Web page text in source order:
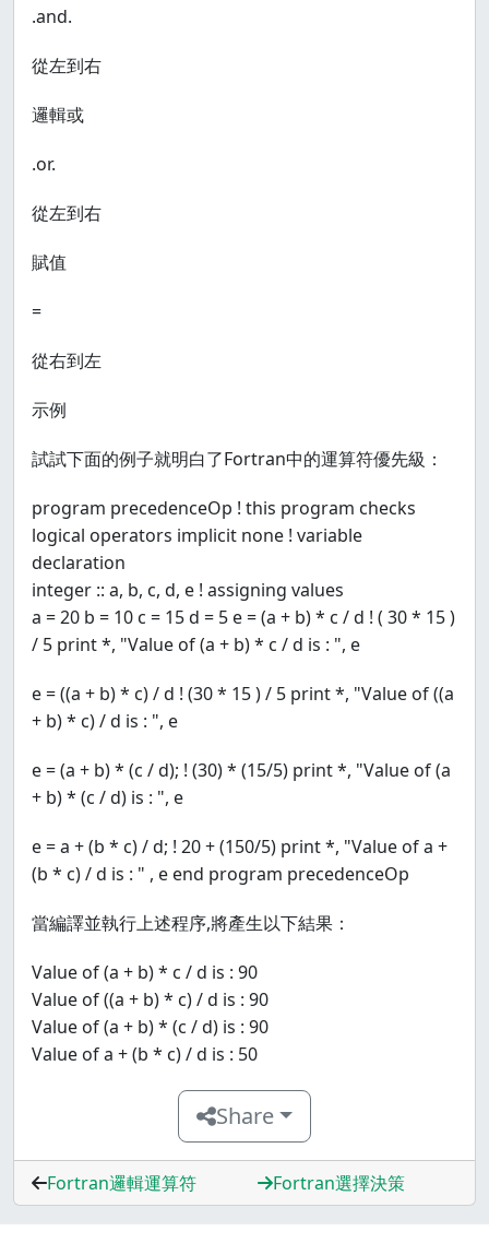
.and.
從左到右
邏輯或
.or.
從左到右
賦值
=
從右到左
示例
試試下面的例子就明白了Fortran中的運算符優先級：
program precedenceOp ! this program checks
logical operators implicit none ! variable
declaration
integer :: a, b, c, d, e ! assigning values
a = 20 b = 10 c = 15 d = 5 e = (a + b) * c / d ! ( 30 * 15 )
/ 5 print *, "Value of (a + b) * c / d is : ", e
e = ((a + b) * c) / d ! (30 * 15 ) / 5 print *, "Value of ((a
+ b) * c) / d is : ", e
e = (a + b) * (c / d); ! (30) * (15/5) print *, "Value of (a
+ b) * (c / d) is : ", e
e = a + (b * c) / d; ! 20 + (150/5) print *, "Value of a +
(b * c) / d is : " , e end program precedenceOp
當編譯並執行上述程序,將產生以下結果：
Value of (a + b) * c / d is : 90
Value of ((a + b) * c) / d is : 90
Value of (a + b) * (c / d) is : 90
Value of a + (b * c) / d is : 50
Share
Fortran邏輯運算符 Fortran選擇決策